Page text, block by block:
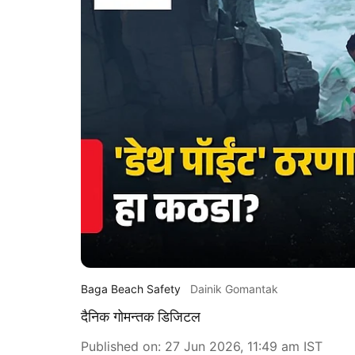
Baga Beach Safety Dainik Gomantak
दैनिक गोमन्तक डिजिटल
Published on: 27 Jun 2026, 11:49 am IST